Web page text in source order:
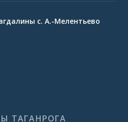
с. А.-Мелентьево
ТАГАНРОГА